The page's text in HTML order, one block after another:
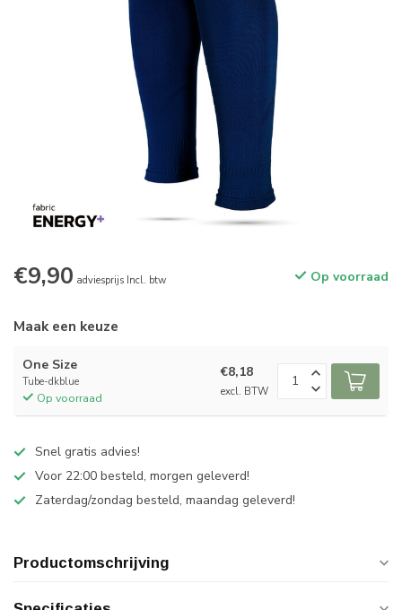
€9,90 adviesprijs Incl. btw Op voorraad
Maak een keuze
One Size
Tube-dkblue
Op voorraad
€8,18
excl. BTW
Snel gratis advies!
Voor 22:00 besteld, morgen geleverd!
Zaterdag/zondag besteld, maandag geleverd!
Productomschrijving